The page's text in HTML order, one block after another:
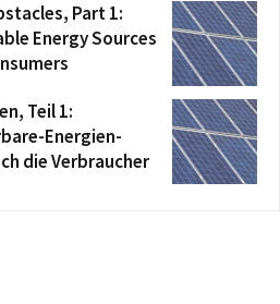
Part 1:
Energy Sources
Teil 1:
Energien-
die Verbraucher